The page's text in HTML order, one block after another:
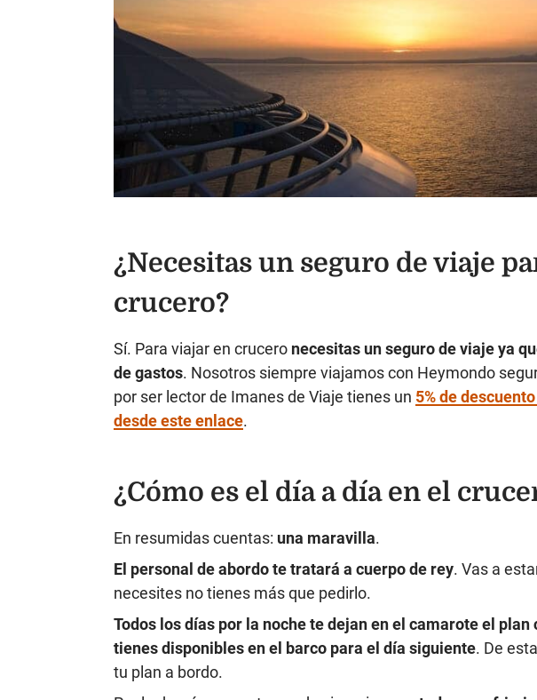
¿Necesitas un seguro de viaje
crucero?
Sí. Para viajar en crucero necesitas un seguro de viaje ya
de gastos. Nosotros siempre viajamos con Heymondo
por ser lector de Imanes de Viaje tienes un 5% de
desde este enlace.
¿Cómo es el día a día en el
En resumidas cuentas: una maravilla.
El personal de abordo te tratará a cuerpo de rey. Vas a
necesites no tienes más que pedirlo.
Todos los días por la noche te dejan en el camarote el
tienes disponibles en el barco para el día siguiente. De
tu plan a bordo.